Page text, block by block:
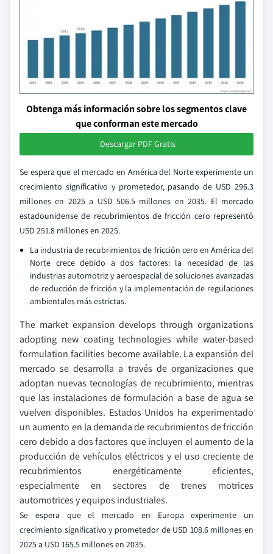
Obtenga más información sobre los segmentos clave
que conforman este mercado
Descargar PDF Gratis
Se espera que el mercado en América del Norte experimente un
crecimiento significativo y prometedor, pasando de USD 296.3
millones en 2025 a USD 506.5 millones en 2035. El mercado
estadounidense de recubrimientos de fricción cero representó
USD 251.8 millones en 2025.
La industria de recubrimientos de fricción cero en América del
Norte crece debido a dos factores: la necesidad de las
industrias automotriz y aeroespacial de soluciones avanzadas
de reducción de fricción y la implementación de regulaciones
ambientales más estrictas.
The market expansion develops through organizations
adopting new coating technologies while water-based
formulation facilities become available. La expansión del
mercado se desarrolla a través de organizaciones que
adoptan nuevas tecnologías de recubrimiento, mientras
que las instalaciones de formulación a base de agua se
vuelven disponibles. Estados Unidos ha experimentado
un aumento en la demanda de recubrimientos de fricción
cero debido a dos factores que incluyen el aumento de la
producción de vehículos eléctricos y el uso creciente de
recubrimientos energéticamente eficientes,
especialmente en sectores de trenes motrices
automotrices y equipos industriales.
Se espera que el mercado en Europa experimente un
crecimiento significativo y prometedor de USD 108.6 millones en
2025 a USD 165.5 millones en 2035.